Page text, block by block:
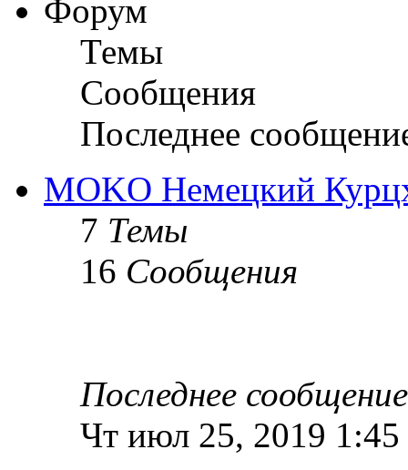
Форум
Темы
Сообщения
Последнее
MOKO Немецкий
7 Темы
16 Сообщения
Последнее сообщение
Чт июл 25, 2019 1:45